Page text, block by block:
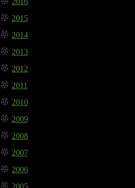
2015
2014
2013
2012
2011
2010
2009
2008
2007
2006
2005